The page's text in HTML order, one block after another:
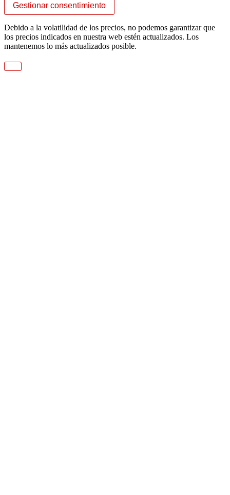
Gestionar consentimiento
Debido a la volatilidad de los precios, no podemos garantizar que
los precios indicados en nuestra web estén actualizados. Los
mantenemos lo más actualizados posible.